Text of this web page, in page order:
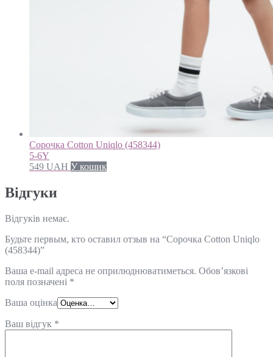
Сорочка Cotton Uniqlo (458344)
5-6Y
549 UAH У кошик
Відгуки
Відгуків немає.
Будьте первым, кто оставил отзыв на “Сорочка Cotton Uniqlo
(458344)”
Ваша e-mail адреса не оприлюднюватиметься. Обов’язкові
поля позначені *
Ваша оцінка
Ваш відгук *